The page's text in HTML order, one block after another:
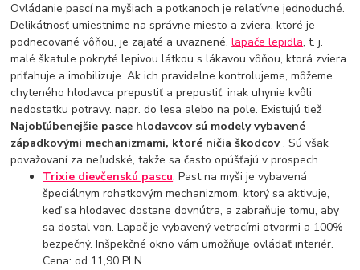
retro kúpeľne
Nákup tovaru pre firmy bez DPH
Bez DPH
Ako znížiť náklady na firmu
szco nakup bez dph
szco nakup bez dph nakupovanie na firmu bez dph
nákup bez dph v eu ň
Ovládanie pascí na myšiach a potkanoch je relatívne jednoduché.
Delikátnosť umiestnime na správne miesto a zviera, ktoré je
podnecované vôňou, je zajaté a uväznené.lapače lepidla, t. j.
malé škatule pokryté lepivou látkou s lákavou vôňou, ktorá zviera
priťahuje a imobilizuje. Ak ich pravidelne kontrolujeme, môžeme
chyteného hlodavca prepustiť a prepustiť, inak uhynie kvôli
nedostatku potravy. napr. do lesa alebo na pole. Existujú tiež
Najobľúbenejšie pasce hlodavcov sú modely vybavené
západkovými mechanizmami, ktoré ničia škodcov. Sú však
považovaní za neľudské, takže sa často opúšťajú v prospech
Trixie dievčenskú pascu. Past na myši je vybavená
špeciálnym rohatkovým mechanizmom, ktorý sa aktivuje,
keď sa hlodavec dostane dovnútra, a zabraňuje tomu, aby
sa dostal von. Lapač je vybavený vetracími otvormi a 100%
bezpečný. Inšpekčné okno vám umožňuje ovládať interiér.
Cena: od 11,90 PLN